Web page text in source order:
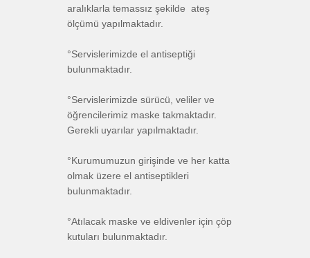
aralıklarla temassız şekilde ateş
ölçümü yapılmaktadır.
°Servislerimizde el antiseptiği
bulunmaktadır.
°Servislerimizde sürücü, veliler ve
öğrencilerimiz maske takmaktadır.
Gerekli uyarılar yapılmaktadır.
°Kurumumuzun girişinde ve her katta
olmak üzere el antiseptikleri
bulunmaktadır.
°Atılacak maske ve eldivenler için çöp
kutuları bulunmaktadır.